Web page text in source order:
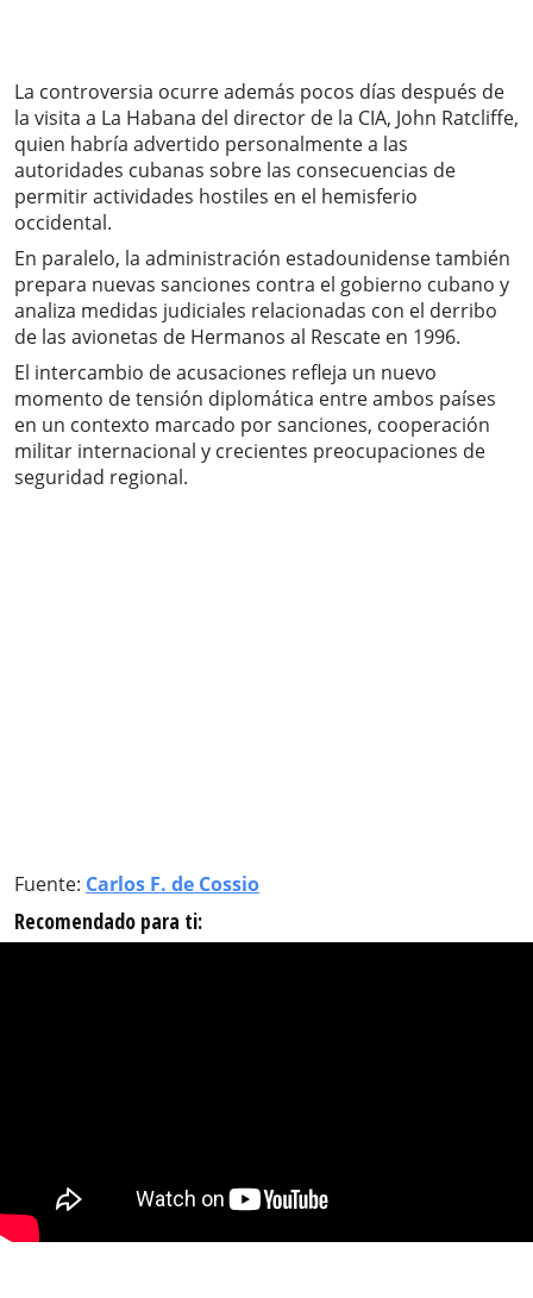
La controversia ocurre además pocos días después de
la visita a La Habana del director de la CIA, John Ratcliffe,
quien habría advertido personalmente a las
autoridades cubanas sobre las consecuencias de
permitir actividades hostiles en el hemisferio
occidental.
En paralelo, la administración estadounidense también
prepara nuevas sanciones contra el gobierno cubano y
analiza medidas judiciales relacionadas con el derribo
de las avionetas de Hermanos al Rescate en 1996.
El intercambio de acusaciones refleja un nuevo
momento de tensión diplomática entre ambos países
en un contexto marcado por sanciones, cooperación
militar internacional y crecientes preocupaciones de
seguridad regional.
Fuente: Carlos F. de Cossio
Recomendado para ti: